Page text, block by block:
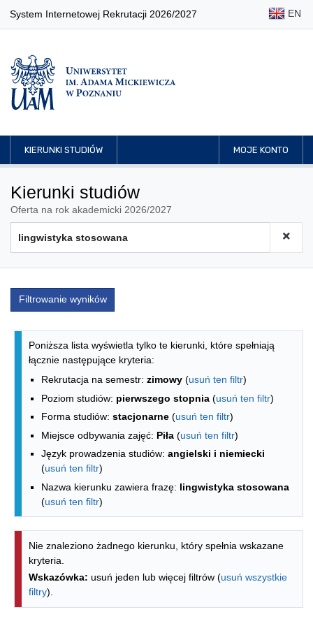
System Internetowej Rekrutacji 2026/2027 EN
KIERUNKI STUDIÓW MOJE KONTO
Kierunki studiów
Oferta na rok akademicki 2026/2027
Filtrowanie wyników
Lista kierunków - indeks alfabetyczny
Poniższa lista wyświetla tylko te kierunki, które spełniają
łącznie następujące kryteria:
Rekrutacja na semestr: zimowy (usuń ten filtr)
Poziom studiów: pierwszego stopnia (usuń ten filtr)
Forma studiów: stacjonarne (usuń ten filtr)
Miejsce odbywania zajęć: Piła (usuń ten filtr)
Język prowadzenia studiów: angielski i niemiecki
(usuń ten filtr)
Nazwa kierunku zawiera frazę: lingwistyka stosowana
(usuń ten filtr)
Nie znaleziono żadnego kierunku, który spełnia wskazane
kryteria.
Wskazówka: usuń jeden lub więcej filtrów (usuń wszystkie
filtry).